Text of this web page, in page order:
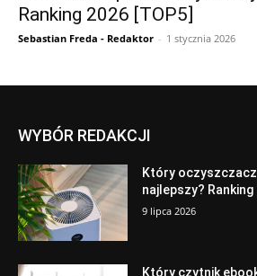
Ranking 2026 [TOP5]
Sebastian Freda - Redaktor - 1 stycznia 2026
WYBÓR REDAKCJI
Który
najlepszy? Ranking
9 lipca 2026
Który czytnik